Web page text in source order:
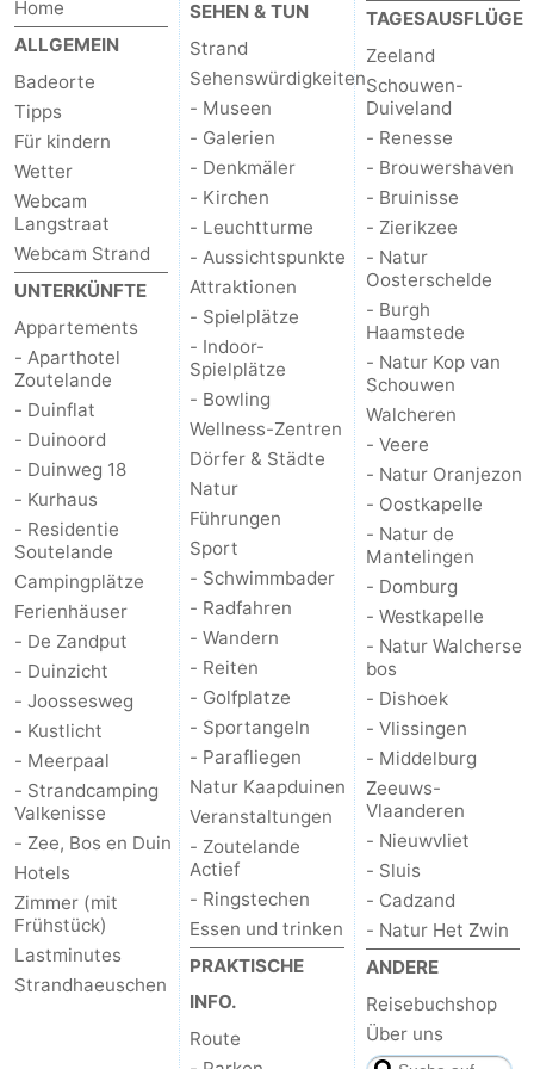
Home
ALLGEMEIN
Badeorte
Tipps
Für kindern
Wetter
Webcam
Langstraat
Webcam Strand
UNTERKÜNFTE
Appartements
- Aparthotel
Zoutelande
- Duinflat
- Duinoord
- Duinweg 18
- Kurhaus
- Residentie
Soutelande
Campingplätze
Ferienhäuser
- De Zandput
- Duinzicht
- Joossesweg
- Kustlicht
- Meerpaal
- Strandcamping
Valkenisse
- Zee, Bos en Duin
Hotels
Zimmer (mit
Frühstück)
Lastminutes
Strandhaeuschen
SEHEN & TUN
Strand
Sehenswürdigkeiten
- Museen
- Galerien
- Denkmäler
- Kirchen
- Leuchtturme
- Aussichtspunkte
Attraktionen
- Spielplätze
- Indoor-
Spielplätze
- Bowling
Wellness-Zentren
Dörfer & Städte
Natur
Führungen
Sport
- Schwimmbader
- Radfahren
- Wandern
- Reiten
- Golfplatze
- Sportangeln
- Parafliegen
Natur Kaapduinen
Veranstaltungen
- Zoutelande
Actief
- Ringstechen
Essen und trinken
PRAKTISCHE
INFO.
Route
TAGESAUSFLÜGE
Zeeland
Schouwen-
Duiveland
- Renesse
- Brouwershaven
- Bruinisse
- Zierikzee
- Natur
Oosterschelde
- Burgh
Haamstede
- Natur Kop van
Schouwen
Walcheren
- Veere
- Natur Oranjezon
- Oostkapelle
- Natur de
Mantelingen
- Domburg
- Westkapelle
- Natur Walcherse
bos
- Dishoek
- Vlissingen
- Middelburg
Zeeuws-
Vlaanderen
- Nieuwvliet
- Sluis
- Cadzand
- Natur Het Zwin
ANDERE
Reisebuchshop
Über uns